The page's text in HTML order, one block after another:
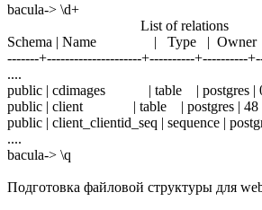
bacula-> \d+
List of relations
Schema | Name | Type |
-------+---------------------+----------+----------
....
public | cdimages | table | postgres |
public | client | table | postgres |
public | client_clientid_seq | sequence |
....
bacula-> \q
Подготовка файловой структуры для